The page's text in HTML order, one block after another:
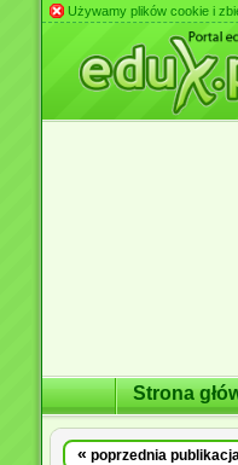
Używamy plików cookie i
Strona
« poprzednia